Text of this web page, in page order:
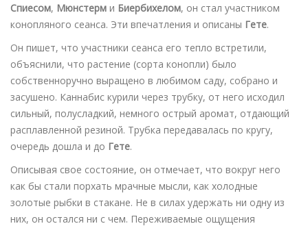
Спиесом, Мюнстерм и Биербихелом, он стал участником
конопляного сеанса. Эти впечатления и описаны Гете.
Он пишет, что участники сеанса его тепло встретили,
объяснили, что растение (сорта конопли) было
собственноручно выращено в любимом саду, собрано и
засушено. Каннабис курили через трубку, от него исходил
сильный, полусладкий, немного острый аромат, отдающий
расплавленной резиной. Трубка передавалась по кругу,
очередь дошла и до Гете.
Описывая свое состояние, он отмечает, что вокруг него
как бы стали порхать мрачные мысли, как холодные
золотые рыбки в стакане. Не в силах удержать ни одну из
них, он остался ни с чем. Переживаемые ощущения